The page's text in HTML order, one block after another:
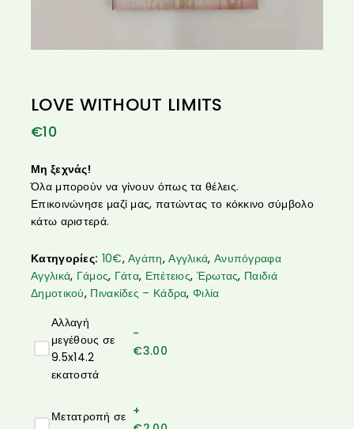
LOVE WITHOUT LIMITS
€10
Μη ξεχνάς!
Όλα μπορούν να γίνουν όπως τα θέλεις.
Επικοινώνησε μαζί μας, πατώντας το κόκκινο σύμβολο
κάτω αριστερά.
Κατηγορίες: 10€,Αγάπη,Αγγλικά, Ανυπόγραφα
Αγγλικά, Γάμος, Γάτα, Επέτειος, Έρωτας, Παιδιά
Δημοτικού, Πινακίδες – Κάδρα,Φιλία
Αλλαγή
μεγέθους σε
9.5x14.2
εκατοστά
-
€3.00
Μετατροπή σε +